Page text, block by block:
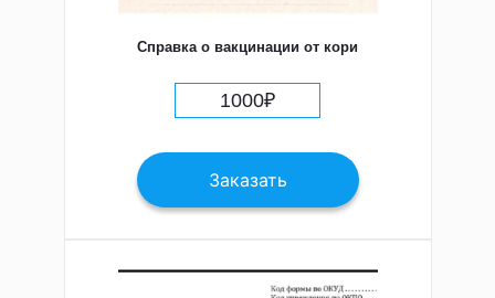
Справка о вакцинации от кори
1000₽
Заказать